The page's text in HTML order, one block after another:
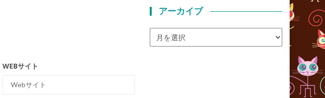
WEBサイト
アーカイブ